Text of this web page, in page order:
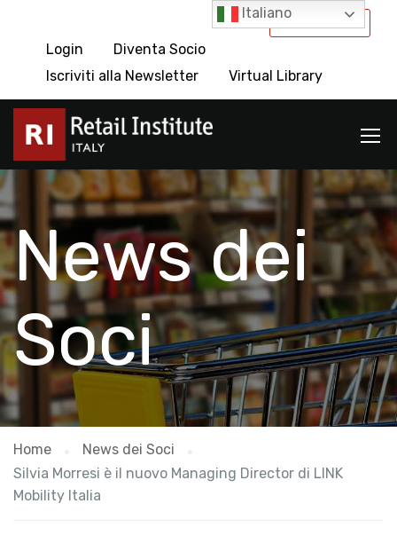
International
Login
Diventa Socio
Iscriviti alla Newsletter
Virtual Library
News dei
Soci
Home
News dei Soci
Silvia Morresi è il nuovo Managing Director di LINK
Mobility Italia
Italiano